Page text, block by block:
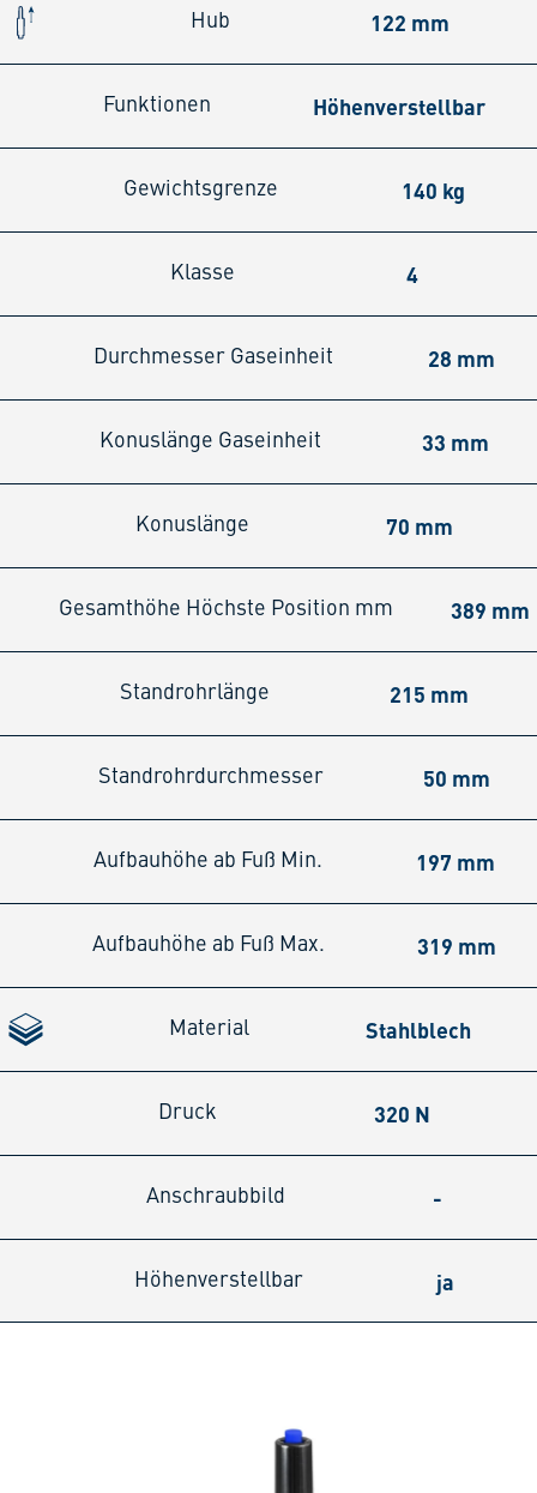
Hub 122 mm
Funktionen Höhenverstellbar
Gewichtsgrenze 140 kg
Klasse 4
Durchmesser Gaseinheit 28 mm
Konuslänge Gaseinheit 33 mm
Konuslänge 70 mm
Gesamthöhe Höchste Position mm 389 mm
Standrohrlänge 215 mm
Standrohrdurchmesser 50 mm
Aufbauhöhe ab Fuß Min. 197 mm
Aufbauhöhe ab Fuß Max. 319 mm
Material Stahlblech
Druck 320 N
Anschraubbild -
Höhenverstellbar ja